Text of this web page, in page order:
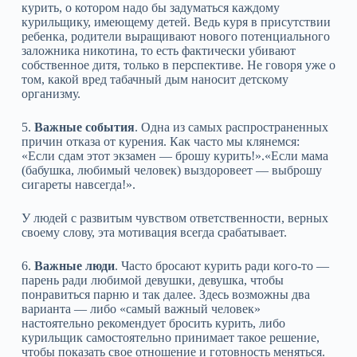
курить, о котором надо бы задуматься каждому
курильщику, имеющему детей. Ведь куря в присутствии
ребенка, родители выращивают нового потенциального
заложника никотина, то есть фактически убивают
собственное дитя, только в перспективе. Не говоря уже о
том, какой вред табачный дым наносит детскому
организму.
5. Важные события. Одна из самых распространенных
причин отказа от курения. Как часто мы клянемся:
«Если сдам этот экзамен — брошу курить!».«Если мама
(бабушка, любимый человек) выздоровеет — выброшу
сигареты навсегда!».
У людей с развитым чувством ответственности, верных
своему слову, эта мотивация всегда срабатывает.
6. Важные люди. Часто бросают курить ради кого-то —
парень ради любимой девушки, девушка, чтобы
понравиться парню и так далее. Здесь возможны два
варианта — либо «самый важный человек»
настоятельно рекомендует бросить курить, либо
курильщик самостоятельно принимает такое решение,
чтобы показать свое отношение и готовность меняться.